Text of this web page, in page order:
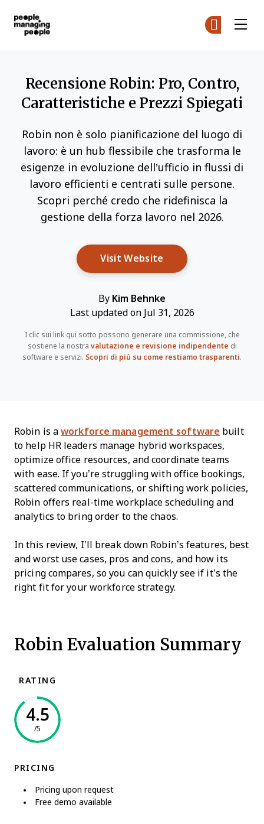
Recensione Robin: Pro, Contro,
Caratteristiche e Prezzi Spiegati
Robin non è solo pianificazione del luogo di
lavoro: è un hub flessibile che trasforma le
esigenze in evoluzione dell’ufficio in flussi di
lavoro efficienti e centrati sulle persone.
Scopri perché credo che ridefinisca la
gestione della forza lavoro nel 2026.
Visit Website Opens New Window
By Kim Behnke
Last updated on Jul 31, 2026
I clic sui link qui sotto possono generare una commissione, che
sostiene la nostra valutazione e revisione indipendente di
software e servizi. Scopri di più su come restiamo trasparenti.
Robin is aworkforce management software built
to help HR leaders manage hybrid workspaces,
optimize office resources, and coordinate teams
with ease. If you’re struggling with office bookings,
scattered communications, or shifting work policies,
Robin offers real-time workplace scheduling and
analytics to bring order to the chaos.
In this review, I’ll break down Robin’s features, best
and worst use cases, pros and cons, and how its
pricing compares, so you can quickly see if it’s the
right fit for your workforce strategy.
Robin Evaluation Summary
RATING
4.5
/5
PRICING
Pricing upon request
Free demo available